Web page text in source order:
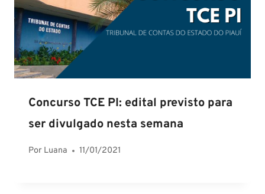
Concurso TCE PI: edital previsto para
ser divulgado nesta semana
Por Luana 11/01/2021